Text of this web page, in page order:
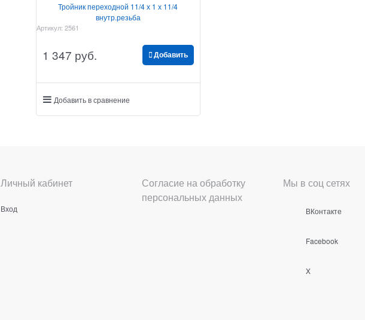
Тройник переходной 11/4 х 1 х 11/4
внутр.резьба
Артикул: 2561
1 347 руб. Добавить
Добавить в сравнение
Личный кабинет
Вход
Согласие на обработку
персональных данных
Мы в соц сетях
ВКонтакте
Facebook
X